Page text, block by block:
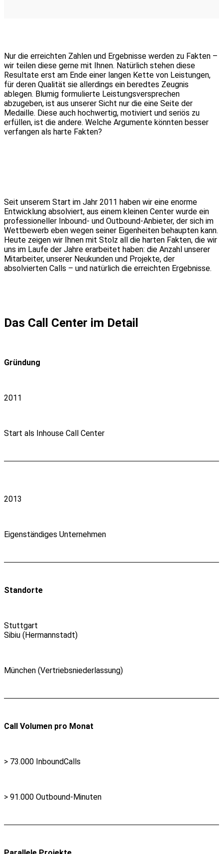
Nur die erreichten Zahlen und Ergebnisse werden zu Fakten –
wir teilen diese gerne mit Ihnen. Natürlich stehen diese
Resultate erst am Ende einer langen Kette von Leistungen,
für deren Qualität sie allerdings ein beredtes Zeugnis
ablegen. Blumig formulierte Leistungsversprechen
abzugeben, ist aus unserer Sicht nur die eine Seite der
Medaille. Diese auch hochwertig, motiviert und seriös zu
erfüllen, ist die andere. Welche Argumente könnten besser
verfangen als harte Fakten?
Seit unserem Start im Jahr 2011 haben wir eine enorme
Entwicklung absolviert, aus einem kleinen Center wurde ein
professioneller Inbound- und Outbound-Anbieter, der sich im
Wettbewerb eben wegen seiner Eigenheiten behaupten kann.
Heute zeigen wir Ihnen mit Stolz all die harten Fakten, die wir
uns im Laufe der Jahre erarbeitet haben: die Anzahl unserer
Mitarbeiter, unserer Neukunden und Projekte, der
absolvierten Calls – und natürlich die erreichten Ergebnisse.
Das Call Center im Detail
Gründung
2011
Start als Inhouse Call Center
2013
Eigenständiges Unternehmen
Standorte
Stuttgart
Sibiu (Hermannstadt)
München (Vertriebsniederlassung)
Call Volumen pro Monat
> 73.000 InboundCalls
> 91.000 Outbound-Minuten